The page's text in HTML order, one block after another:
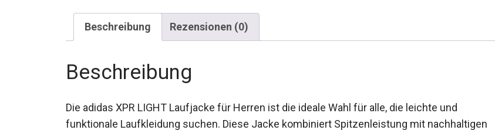
Beschreibung Rezensionen (0)
Beschreibung
Die adidas XPR LIGHT Laufjacke für Herren ist die ideale Wahl für alle, die leichte und
funktionale Laufkleidung suchen. Diese Jacke kombiniert Spitzenleistung mit nachhaltigen